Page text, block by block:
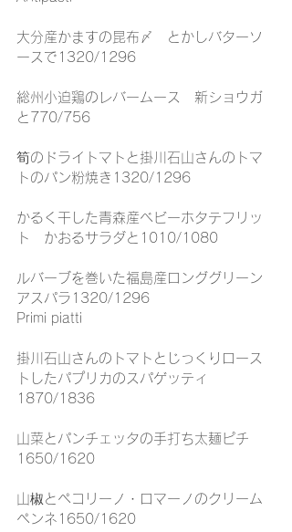
大分産かますの昆布〆　とかしバターソ
ースで1320/1296
総州小迫鶏のレバームース　新ショウガ
と770/756
筍のドライトマトと掛川石山さんのトマ
トのパン粉焼き1320/1296
かるく干した青森産ベビーホタテフリッ
ト　かおるサラダと1010/1080
ルバーブを巻いた福島産ロンググリーン
アスパラ1320/1296
Primi piatti
掛川石山さんのトマトとじっくりロース
トしたパプリカのスパゲッティ
1870/1836
山菜とパンチェッタの手打ち太麺ピチ
1650/1620
山椒とペコリーノ・ロマーノのクリーム
ペンネ1650/1620